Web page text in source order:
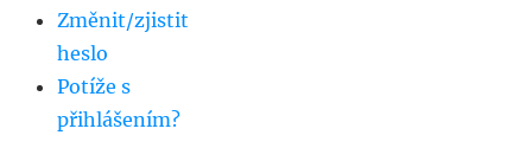
Změnit/zjistit
heslo
Potíže s
přihlášením?